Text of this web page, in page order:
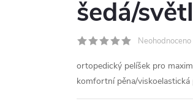
šedá/
Neohodnoceno
ortopedický pelíšek pro
komfortní pěna/viskoelastická